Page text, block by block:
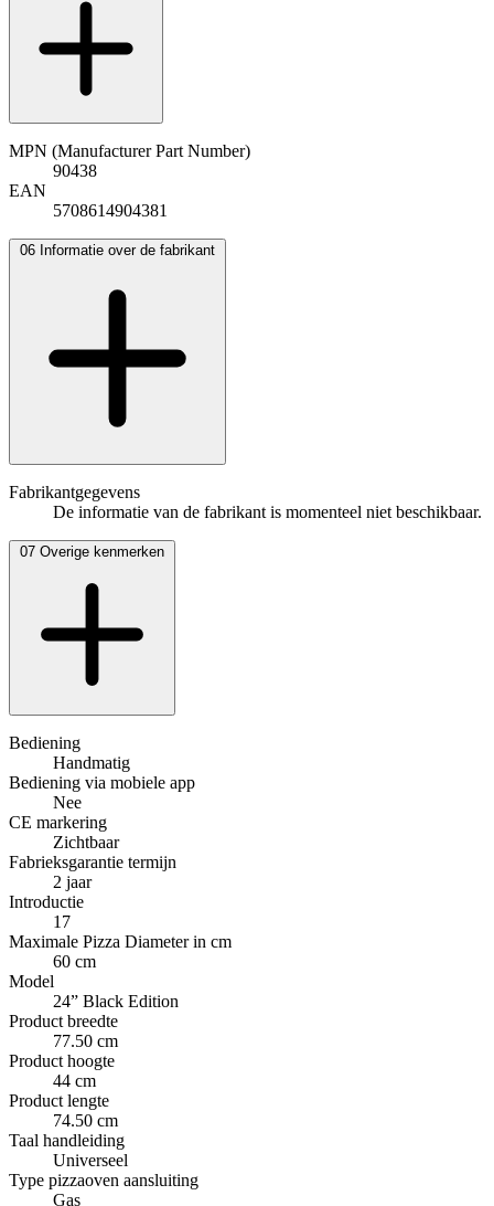
MPN (Manufacturer Part Number)
90438
EAN
5708614904381
06 Informatie over de fabrikant
Fabrikantgegevens
De informatie van de fabrikant is momenteel niet beschikbaar.
07 Overige kenmerken
Bediening
Handmatig
Bediening via mobiele app
Nee
CE markering
Zichtbaar
Fabrieksgarantie termijn
2 jaar
Introductie
17
Maximale Pizza Diameter in cm
60 cm
Model
24” Black Edition
Product breedte
77.50 cm
Product hoogte
44 cm
Product lengte
74.50 cm
Taal handleiding
Universeel
Type pizzaoven aansluiting
Gas